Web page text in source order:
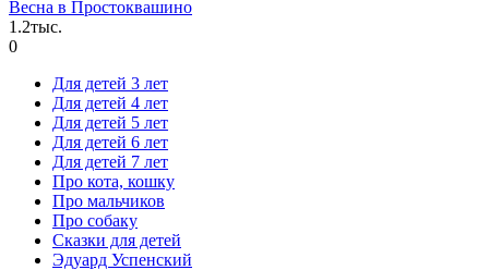
Весна в Простоквашино
1.2тыс.
0
Для детей 3 лет
Для детей 4 лет
Для детей 5 лет
Для детей 6 лет
Для детей 7 лет
Про кота, кошку
Про мальчиков
Про собаку
Сказки для детей
Эдуард Успенский